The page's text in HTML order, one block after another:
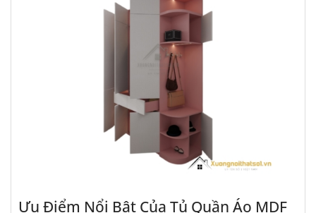
Ưu Điểm Nổi Bật Của Tủ Quần Áo MDF